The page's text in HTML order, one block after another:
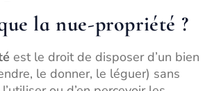
la nue-propriété ?
est le droit de disposer d’un bien
le donner, le léguer) sans